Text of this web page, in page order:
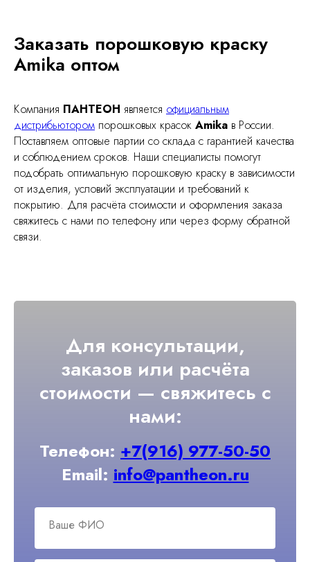
Заказать порошковую краску
Amika оптом
Компания ПАНТЕОН является официальным
дистрибьютором порошковых красок Amika в России.
Поставляем оптовые партии со склада с гарантией качества
и соблюдением сроков. Наши специалисты помогут
подобрать оптимальную порошковую краску в зависимости
от изделия, условий эксплуатации и требований к
покрытию. Для расчёта стоимости и оформления заказа
свяжитесь с нами по телефону или через форму обратной
связи.
Для консультации,
заказов или расчёта
стоимости — свяжитесь с
нами:
Телефон: +7(916) 977-50-50
Email: info@pantheon.ru
Ваше ФИО